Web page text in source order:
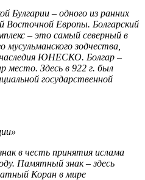
Булгарии – одного из ранних
Восточной Европы. Болгарский
– это самый северный в
мусульманского зодчества,
наследия ЮНЕСКО. Болгар –
место. Здесь в 922 г. был
государственной
в честь принятия ислама
Памятный знак – здесь
Коран в мире